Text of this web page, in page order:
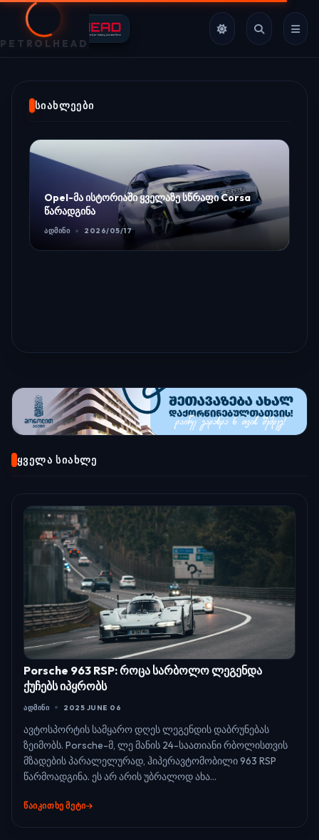
PETROLHEAD
ᲡᲘᲐᲮᲚᲔᲔᲑᲘ
Opel-მა ისტორიაში ყველაზე სწრაფი Corsa
წარადგინა
ᲐᲓᲛᲘᲜᲘ 2026/05/17
ᲧᲕᲔᲚᲐ ᲡᲘᲐᲮᲚᲔ
Porsche 963 RSP: როცა სარბოლო ლეგენდა
ქუჩებს იპყრობს
ᲐᲓᲛᲘᲜᲘ 2025 JUNE 06
ავტოსპორტის სამყარო დღეს ლეგენდის დაბრუნებას
ზეიმობს. Porsche-მ, ლე მანის 24-საათიანი რბოლისთვის
მზადების პარალელურად, ჰიპერავტომობილი 963 RSP
წარმოადგინა. ეს არ არის უბრალოდ ახა...
ᲬᲐᲘᲙᲘᲗᲮᲔ ᲛᲔᲢᲘ